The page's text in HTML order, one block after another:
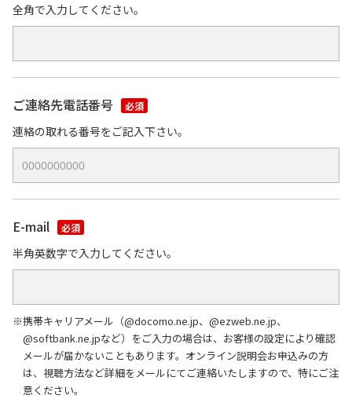
全角で入力してください。
ご連絡先電話番号 必須
連絡の取れる番号をご記入下さい。
E-mail 必須
半角英数字で入力してください。
※携帯キャリアメール（@docomo.ne.jp、@ezweb.ne.jp、
@softbank.ne.jpなど）をご入力の場合は、お客様の設定により確認
メールが届かないこともあります。オンライン説明会お申込みの方
は、視聴方法など詳細をメールにてご連絡いたしますので、特にご注
意ください。